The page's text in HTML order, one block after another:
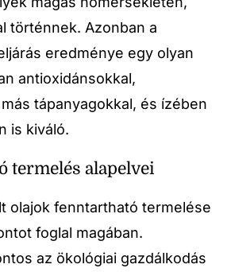
történnek. Azonban a
eredménye egy olyan
antioxidánsokkal,
tápanyagokkal, és ízében
is kiváló.
termelés alapelvei
olajok fenntartható termelése
foglal magában.
az ökológiai gazdálkodás